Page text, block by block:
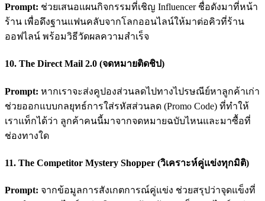
Prompt: ช่วยเสนอแผนกิจกรรมที่เชิญ Influencer ชื่อดังมาที่หน้า
ร้าน เพื่อดึงฐานแฟนคลับจากโลกออนไลน์ให้มาต่อคิวที่ร้าน
ออฟไลน์ พร้อมวิธีวัดผลความสำเร็จ
10. The Direct Mail 2.0 (จดหมายติดชิป)
Prompt: หากเราจะส่งคูปองส่วนลดไปทางไปรษณีย์หาลูกค้าเก่า
ช่วยออกแบบกลยุทธ์การใส่รหัสส่วนลด (Promo Code) ที่ทำให้
เราแท็กได้ว่า ลูกค้าคนนี้มาจากจดหมายฉบับไหนและมาซื้อที่
ช่องทางใด
11. The Competitor Mystery Shopper (วิเคราะห์คู่แข่งทุกมิติ)
Prompt: จากข้อมูลการสังเกตการณ์คู่แข่ง ช่วยสรุปว่าจุดแข็งที่